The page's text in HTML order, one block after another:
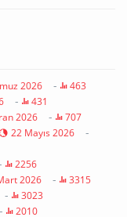
2026 - 463
- 431
2026 - 707
22 Mayıs 2026 -
2256
2026 - 3315
- 3023
- 2010